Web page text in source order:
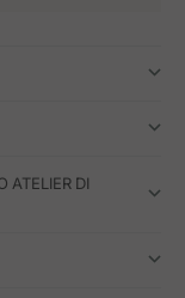
ATELIER DI